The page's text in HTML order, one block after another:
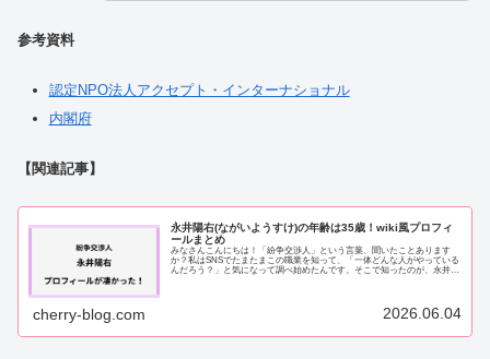
参考資料
認定NPO法人アクセプト・インターナショナル
内閣府
【関連記事】
永井陽右(ながいようすけ)の年齢は35歳！wiki風プロフィ
ールまとめ
みなさんこんにちは！「紛争交渉人」という言葉、聞いたことあります
か？私はSNSでたまたまこの職業を知って、「一体どんな人がやっている
んだろう？」と気になって調べ始めたんです。そこで知ったのが、永井陽
cherry-blog.com 2026.06.04